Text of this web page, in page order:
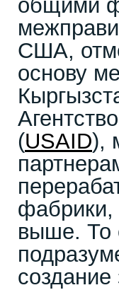
общими
США,
основу
(USAID),
фабрики,
выше. То